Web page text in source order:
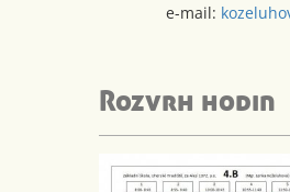
e-mail:
Rozvrh hodin